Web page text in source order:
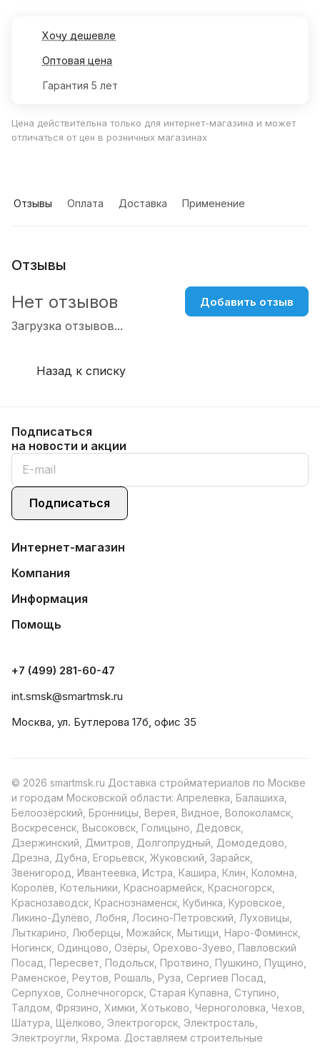
Хочу дешевле
Оптовая цена
Гарантия 5 лет
Цена действительна только для интернет-магазина и может
отличаться от цен в розничных магазинах
Отзывы Оплата Доставка Применение
Отзывы
Загрузка отзывов...
Нет отзывов Добавить отзыв
Назад к списку
Подписаться
на новости и акции
Подписаться
Интернет-магазин
Компания
Информация
Помощь
+7 (499) 281-60-47
int.smsk@smartmsk.ru
Москва, ул. Бутлерова 17б, офис 35
© 2026 smartmsk.ru Доставка стройматериалов по Москве
и городам Московской области: Апрелевка, Балашиха,
Белоозёрский, Бронницы, Верея, Видное, Волоколамск,
Воскресенск, Высоковск, Голицыно, Дедовск,
Дзержинский, Дмитров, Долгопрудный, Домодедово,
Дрезна, Дубна, Егорьевск, Жуковский, Зарайск,
Звенигород, Ивантеевка, Истра, Кашира, Клин, Коломна,
Королёв, Котельники, Красноармейск, Красногорск,
Краснозаводск, Краснознаменск, Кубинка, Куровское,
Ликино-Дулёво, Лобня, Лосино-Петровский, Луховицы,
Лыткарино, Люберцы, Можайск, Мытищи, Наро-Фоминск,
Ногинск, Одинцово, Озёры, Орехово-Зуево, Павловский
Посад, Пересвет, Подольск, Протвино, Пушкино, Пущино,
Раменское, Реутов, Рошаль, Руза, Сергиев Посад,
Серпухов, Солнечногорск, Старая Купавна, Ступино,
Талдом, Фрязино, Химки, Хотьково, Черноголовка, Чехов,
Шатура, Щёлково, Электрогорск, Электросталь,
Электроугли, Яхрома. Доставляем строительные